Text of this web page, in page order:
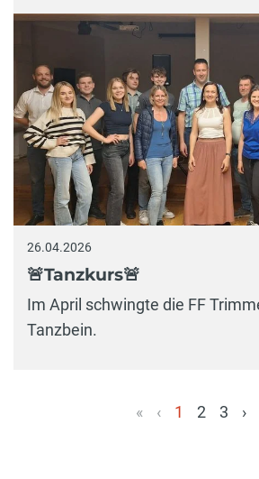
26.04.2026
🚨Tanzkurs🚨
Im April schwingte die FF
Tanzbein.
« ‹
1
2 3 ›